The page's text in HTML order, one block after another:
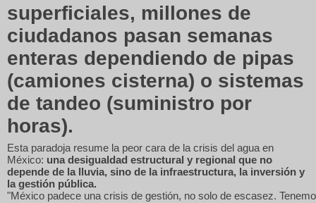
superficiales, millones de
ciudadanos pasan semanas
enteras dependiendo de pipas
(camiones cisterna) o sistemas
de tandeo (suministro por
horas).
Esta paradoja resume la peor cara de la crisis del agua en
México: una desigualdad estructural y regional que no
depende de la lluvia, sino de la infraestructura, la inversión y
la gestión pública.
"México padece una crisis de gestión, no solo de escasez.